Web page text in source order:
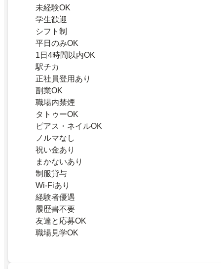
未経験OK
学生歓迎
シフト制
平日のみOK
1日4時間以内OK
駅チカ
正社員登用あり
副業OK
職場内禁煙
タトゥーOK
ピアス・ネイルOK
ノルマなし
祝い金あり
まかないあり
制服貸与
Wi-Fiあり
経験者優遇
履歴書不要
友達と応募OK
職場見学OK